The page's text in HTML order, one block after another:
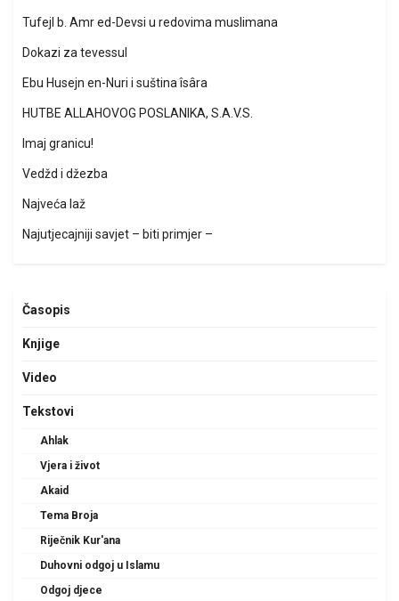
Tufejl b. Amr ed-Devsi u redovima muslimana
Dokazi za tevessul
Ebu Husejn en-Nuri i suština îsâra
HUTBE ALLAHOVOG POSLANIKA, S.A.V.S.
Imaj granicu!
Vedžd i džezba
Najveća laž
Najutjecajniji savjet – biti primjer –
Časopis
Knjige
Video
Tekstovi
Ahlak
Vjera i život
Akaid
Tema Broja
Riječnik Kur'ana
Duhovni odgoj u Islamu
Odgoj djece